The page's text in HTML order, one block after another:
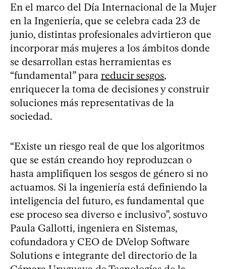
En el marco del Día Internacional de la Mujer
en la Ingeniería, que se celebra cada 23 de
junio, distintas profesionales advirtieron que
incorporar más mujeres a los ámbitos donde
se desarrollan estas herramientas es
“fundamental” para reducir sesgos,
enriquecer la toma de decisiones y construir
soluciones más representativas de la
sociedad.
“Existe un riesgo real de que los algoritmos
que se están creando hoy reproduzcan o
hasta amplifiquen los sesgos de género si no
actuamos. Si la ingeniería está definiendo la
inteligencia del futuro, es fundamental que
ese proceso sea diverso e inclusivo”, sostuvo
Paula Gallotti, ingeniera en Sistemas,
cofundadora y CEO de DVelop Software
Solutions e integrante del directorio de la